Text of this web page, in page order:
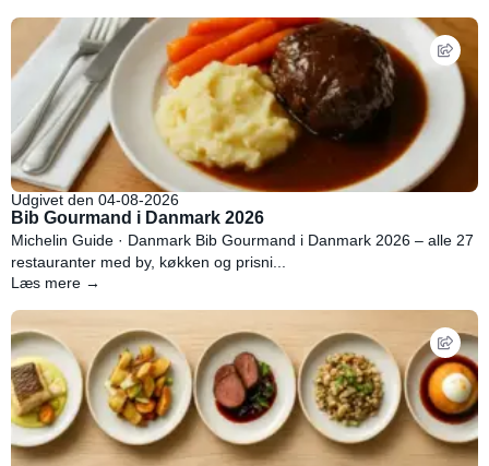
Udgivet den 04-08-2026
Bib Gourmand i Danmark 2026
Michelin Guide · Danmark Bib Gourmand i Danmark 2026 – alle 27
restauranter med by, køkken og prisni...
Læs mere →